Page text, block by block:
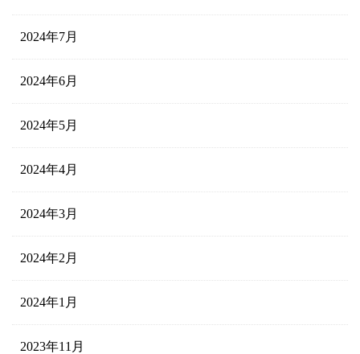
2024年7月
2024年6月
2024年5月
2024年4月
2024年3月
2024年2月
2024年1月
2023年11月